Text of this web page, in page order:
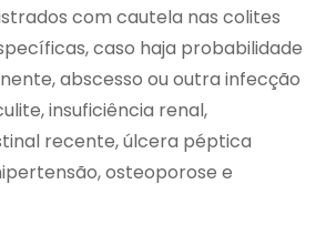
com cautela nas colites
caso haja probabilidade
abscesso ou outra infecção
insuficiência renal,
recente, úlcera péptica
osteoporose e